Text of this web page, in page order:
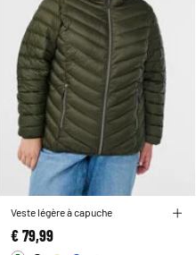
Veste légère à capuche
€ 79,99